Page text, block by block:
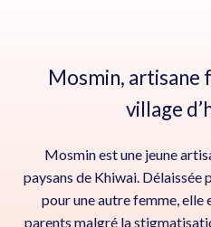
Mosmin, artisane
village
Mosmin est une jeune
paysans de Khiwai. Délaissée
pour une autre femme, elle
parents malgré la